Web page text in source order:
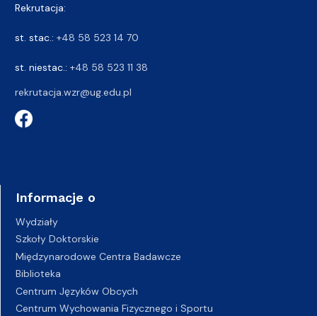
Rekrutacja:
st. stac.: +48 58 523 14 70
st. niestac.: +48 58 523 11 38
rekrutacja.wzr@ug.edu.pl
Informacje o
Wydziały
Szkoły Doktorskie
Międzynarodowe Centra Badawcze
Biblioteka
Centrum Języków Obcych
Centrum Wychowania Fizycznego i Sportu